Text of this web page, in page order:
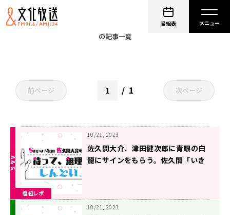
番組表
の記事一覧
前ページ 1 次ページ
番組レポ
10/21, 2023
佐久間大介、津田健次郎に青眼の白
龍にサインをもらう。佐久間「いき
10/21, 2023